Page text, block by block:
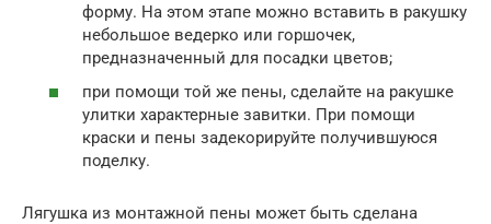
форму. На этом этапе можно вставить в ракушку
небольшое ведерко или горшочек,
предназначенный для посадки цветов;
при помощи той же пены, сделайте на ракушке
улитки характерные завитки. При помощи
краски и пены задекорируйте получившуюся
поделку.
Лягушка из монтажной пены может быть сделана